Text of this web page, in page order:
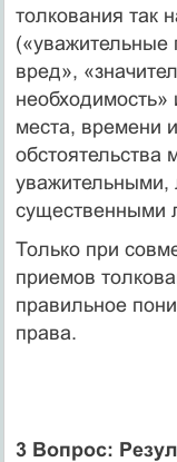
толкования так
(«уважительные
вред»,
необходимость»
места, времени
обстоятельства
уважительными,
существенными
Только при
приемов
правильное
права.
3 Вопрос: